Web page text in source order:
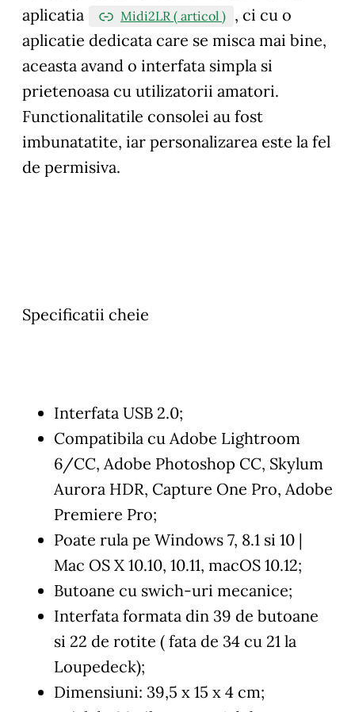
aplicatia
Midi2LR ( articol ) , ci cu o
aplicatie dedicata care se misca mai bine,
aceasta avand o interfata simpla si
prietenoasa cu utilizatorii amatori.
Functionalitatile consolei au fost
imbunatatite, iar personalizarea este la fel
de permisiva.
Specificatii cheie
Interfata USB 2.0;
Compatibila cu Adobe Lightroom
6/CC, Adobe Photoshop CC, Skylum
Aurora HDR, Capture One Pro, Adobe
Premiere Pro;
Poate rula pe Windows 7, 8.1 si 10 |
Mac OS X 10.10, 10.11, macOS 10.12;
Butoane cu swich-uri mecanice;
Interfata formata din 39 de butoane
si 22 de rotite ( fata de 34 cu 21 la
Loupedeck);
Dimensiuni: 39,5 x 15 x 4 cm;